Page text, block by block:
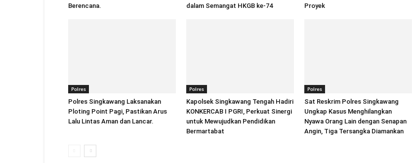
Berencana.
dalam Semangat HKGB ke-74
Proyek
Polres
Polres Singkawang Laksanakan
Ploting Point Pagi, Pastikan Arus
Lalu Lintas Aman dan Lancar.
Polres
Kapolsek Singkawang Tengah Hadiri
KONKERCAB I PGRI, Perkuat Sinergi
untuk Mewujudkan Pendidikan
Bermartabat
Polres
Sat Reskrim Polres Singkawang
Ungkap Kasus Menghilangkan
Nyawa Orang Lain dengan Senapan
Angin, Tiga Tersangka Diamankan